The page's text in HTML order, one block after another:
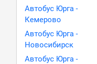
Автобус Юрга -
Кемерово
Автобус Юрга -
Новосибирск
Автобус Юрга -